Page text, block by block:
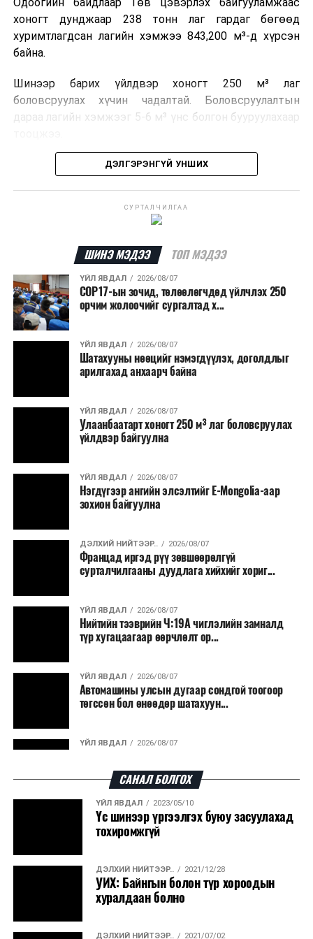
Одоогийн байдлаар Төв цэвэрлэх байгууламжаас
хоногт дунджаар 238 тонн лаг гардаг бөгөөд
хуримтлагдсан лагийн хэмжээ 843,200 м³-д хүрсэн
байна.
Шинээр барих үйлдвэр хоногт 250 м³ лаг
боловсруулах хүчин чадалтай. Боловсруулалтын
дараа лагийн хэмжээг 5-6 м³ үнс болгон бууруулахаар
Төслийн техник, эдийн засгийн үндэслэлийг
магадлалын ерөнхий дүгнэлтээр баталгаажуулсан
Мөн Нийслэлийн иргэдийн Төлөөлөгчдийн Хурлын
2025 оны 25/01 дүгээр тогтоолоор баталсан “Төр,
хувийн хэвшлийн түншлэлээр нийслэлд хэрэгжүүлэх
төслийн жагсаалт”-д лаг хатааж, шатаах үйлдвэр
барих төслийг төр, хувийн хэвшлийн түншлэлийн
хэлбэрээр хэрэгжүүлэхээр тусгажээ.
Лаг хатаах, шатаах технологи нь бохир ус цэвэрлэх
байгууламжаас гардаг лагийг байгаль орчинд аюулгүй
аргаар боловсруулж, эзлэхүүнийг эрс бууруулах
зориулалттай. Лагийг өндөр температурт шатааснаар
эзлэхүүн нь 90 хүртэл хувиар буурч, бактери, вирус
болон бусад өвчин үүсгэгч бичил биетнийг устгах
боломжтой.
Түүнчлэн шаталтын явцад үүсэх дулааныг цахилгаан
болдог. Зарим технологийн хувьд шаталтын дараа
үлдэх үнснээс фосфор зэрэг ашигт эрдсийг сэргээн
авах боломжтой аж.
Япон, Герман, Швейцар, Нидерланд, Өмнөд Солонгос
зэрэг улс лаг хатаах, шатаах технологийг ашиглаж
байна. Тухайлбал, Германд лаг шатаах үйлдвэрээс
ашигладаг бол Нидерландад төвлөрсөн лаг
боловсруулах үйлдвэрүүдээр дулаан, цахилгаан
эрчим хүч үйлдвэрлэдэг.
Ийнхүү лаг хатаах, шатаах технологийг лагийн
үйлдвэрлэх, нөөцийг дахин ашиглах чиглэлээр олон
улсад өргөн ашиглаж байна.
ДЭЛГЭРЭНГҮЙ УНШИХ
СУРТАЛЧИЛГАА
ШИНЭ МЭДЭЭ ТОП МЭДЭЭ
ҮЙЛ ЯВДАЛ 2026/08/07
COP17-ын зочид, төлөөлөгчдөд үйлчлэх 250
орчим жолоочийг сургалтад х...
ҮЙЛ ЯВДАЛ 2026/08/07
Шатахууны нөөцийг нэмэгдүүлэх, доголдлыг
арилгахад анхаарч байна
ҮЙЛ ЯВДАЛ 2026/08/07
Улаанбаатарт хоногт 250 м³ лаг боловсруулах
үйлдвэр байгуулна
ҮЙЛ ЯВДАЛ 2026/08/07
Нэгдүгээр ангийн элсэлтийг E-Mongolia-аар
зохион байгуулна
ДЭЛХИЙ НИЙТЭЭР.. 2026/08/07
Францад иргэд рүү зөвшөөрөлгүй
сурталчилгааны дуудлага хийхийг хориг...
ҮЙЛ ЯВДАЛ 2026/08/07
Нийтийн тээврийн Ч:19А чиглэлийн замналд
түр хугацаагаар өөрчлөлт ор...
ҮЙЛ ЯВДАЛ 2026/08/07
Автомашины улсын дугаар сондгой тоогоор
төгссөн бол өнөөдөр шатахуун...
ҮЙЛ ЯВДАЛ 2026/08/07
ДЭЛХИЙ НИЙТЭЭР.. 2026/08/06
“Уралдронзавод” компанийн ерөнхий
захирлын автомашиныг дэлбэлжээ...
ҮЙЛ ЯВДАЛ 2026/08/06
Сүхбаатар боомтоор тав хоногт 10 мянга гаруй
тонн АИ-92 автобензин и...
САНАЛ БОЛГОХ
ҮЙЛ ЯВДАЛ 2023/05/10
Үс шинээр үргээлгэх буюу засуулахад
тохиромжгүй
ДЭЛХИЙ НИЙТЭЭР.. 2021/12/28
УИХ: Байнгын болон түр хороодын
хуралдаан болно
ДЭЛХИЙ НИЙТЭЭР.. 2021/07/02